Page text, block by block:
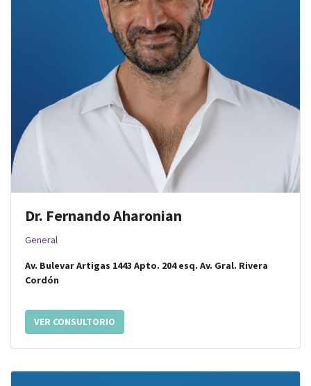
Dr. Fernando Aharonian
General
Av. Bulevar Artigas 1443 Apto. 204esq. Av. Gral. Rivera
Cordón
VER CONSULTORIO